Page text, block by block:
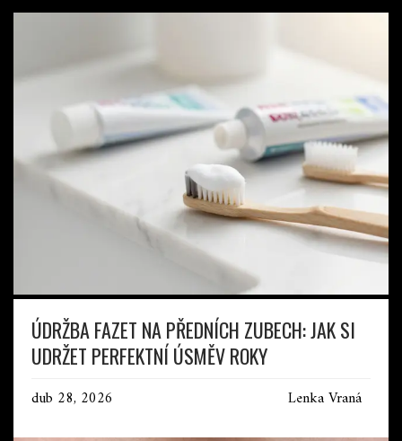
ÚDRŽBA FAZET NA PŘEDNÍCH ZUBECH: JAK SI
UDRŽET PERFEKTNÍ ÚSMĚV ROKY
dub 28, 2026 Lenka Vraná